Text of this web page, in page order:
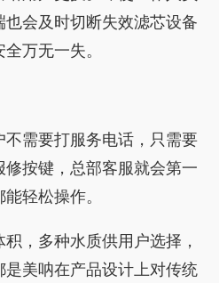
会及时切断失效滤芯设备
万无一失。
需要打服务电话，只需要
按键，总部客服就会第一
轻松操作。
，多种水质供用户选择，
美呐在产品设计上对传统